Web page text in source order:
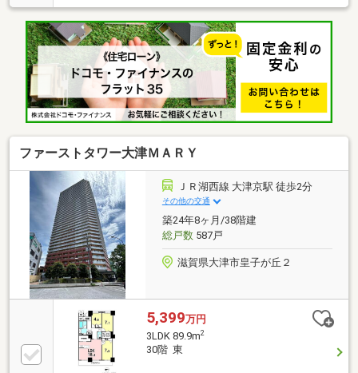
津京店まで徒歩5分でお買い物に便利
ファーストタワー大津ＭＡＲＹ
ＪＲ湖西線 大津京駅 徒歩2分
その他の交通
築24年8ヶ月/38階建
総戸数587戸
滋賀県大津市皇子が丘２
5,399万円
3LDK 89.9m2
30階 東